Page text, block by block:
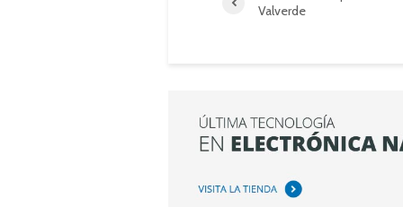
Valverde